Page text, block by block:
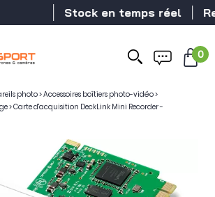
Stock en temps réel
0
photo>Accessoires boîtiers photo-vidéo>
>Carte d'acquisition DeckLink Mini Recorder -